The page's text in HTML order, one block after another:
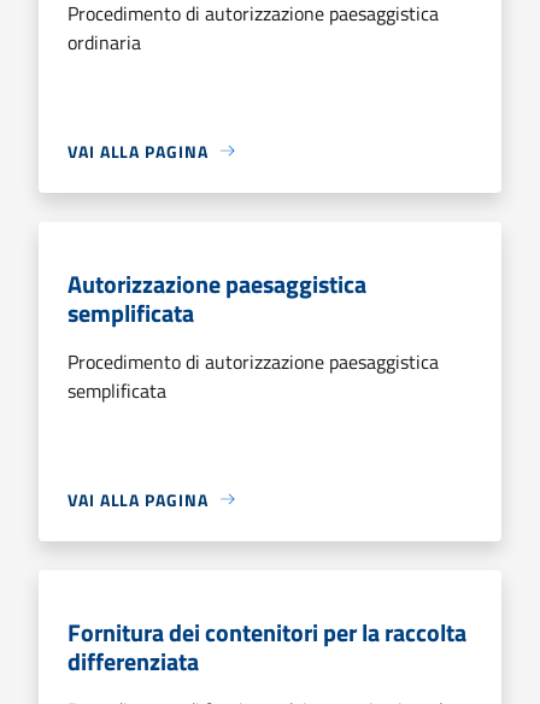
Procedimento di autorizzazione paesaggistica
ordinaria
VAI ALLA PAGINA
Autorizzazione paesaggistica
semplificata
Procedimento di autorizzazione paesaggistica
semplificata
VAI ALLA PAGINA
Fornitura dei contenitori per la raccolta
differenziata